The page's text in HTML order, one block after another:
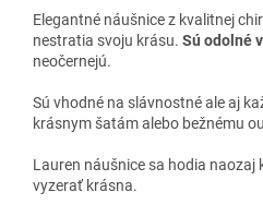
Elegantné náušnice z kvalitnej
nestratia svoju krásu. Sú odolné
neočernejú.
Sú vhodné na slávnostné ale aj
krásnym šatám alebo bežnému
Lauren náušnice sa hodia naozaj
vyzerať krásna.